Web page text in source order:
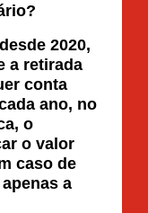
2020,
a retirada
conta
ano, no
o
o valor
caso de
a